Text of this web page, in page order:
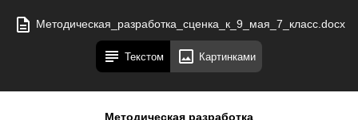
Методическая_разработка_сценка_к_9_мая_7_класс.docx
Текстом Картинками
Методическая разработка